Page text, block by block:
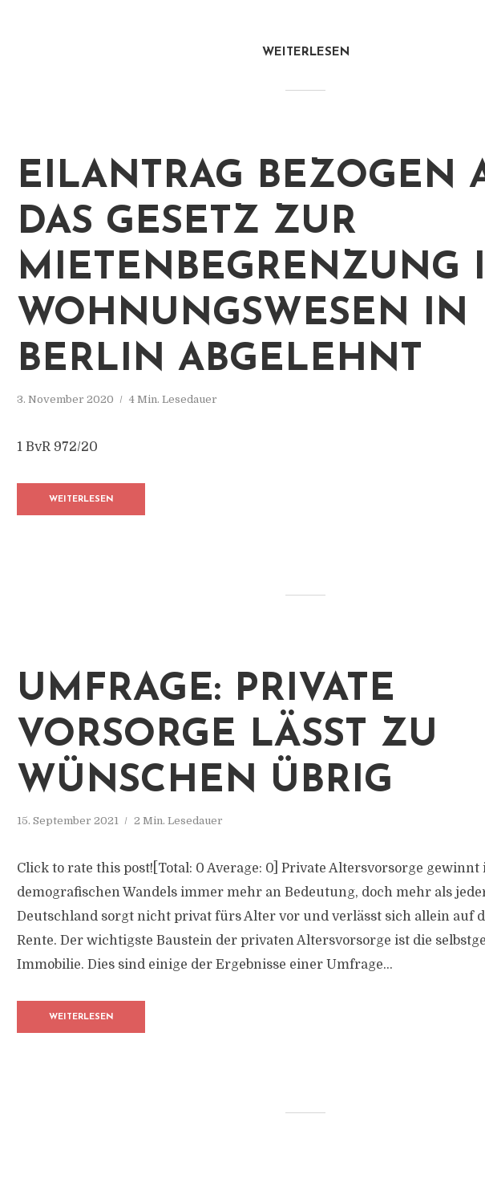
WEITERLESEN
EILANTRAG BEZOGEN
DAS GESETZ ZUR
MIETENBEGRENZUNG
WOHNUNGSWESEN IN
BERLIN ABGELEHNT
3. November 2020 4 Min. Lesedauer
1 BvR 972/20
WEITERLESEN
UMFRAGE: PRIVATE
VORSORGE LÄSST ZU
WÜNSCHEN ÜBRIG
15. September 2021 2 Min. Lesedauer
Click to rate this post![Total: 0 Average: 0] Private Altersvorsorge gewinnt
demografischen Wandels immer mehr an Bedeutung, doch mehr als
Deutschland sorgt nicht privat fürs Alter vor und verlässt sich allein auf
Rente. Der wichtigste Baustein der privaten Altersvorsorge ist die
Immobilie. Dies sind einige der Ergebnisse einer Umfrage...
WEITERLESEN